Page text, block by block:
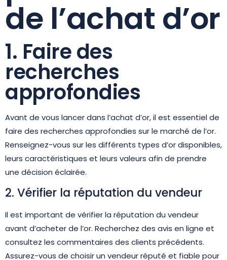
de l’achat d’or
1. Faire des
recherches
approfondies
Avant de vous lancer dans l’achat d’or, il est essentiel de
faire des recherches approfondies sur le marché de l’or.
Renseignez-vous sur les différents types d’or disponibles,
leurs caractéristiques et leurs valeurs afin de prendre
une décision éclairée.
2. Vérifier la réputation du vendeur
Il est important de vérifier la réputation du vendeur
avant d’acheter de l’or. Recherchez des avis en ligne et
consultez les commentaires des clients précédents.
Assurez-vous de choisir un vendeur réputé et fiable pour